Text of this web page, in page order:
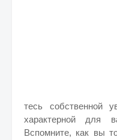
тесь собственной
характерной для
Вспомните, как вы